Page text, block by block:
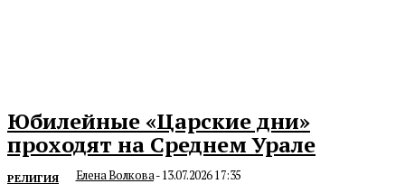
Юбилейные «Царские дни»
проходят на Среднем Урале
РЕЛИГИЯ Елена Волкова- 13.07.2026 17:35